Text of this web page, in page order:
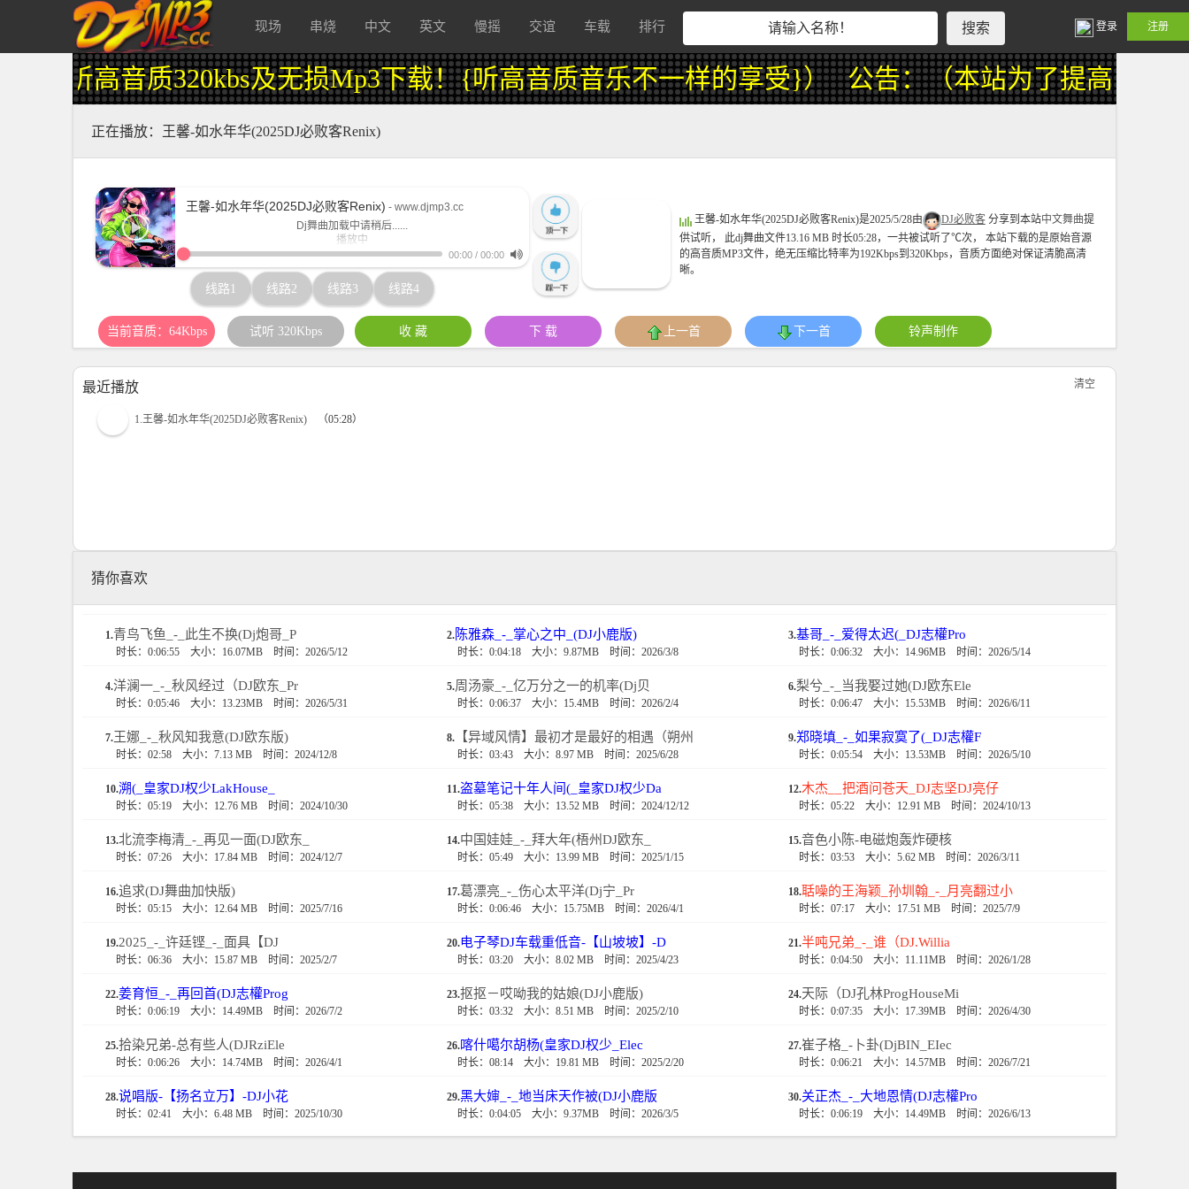
现场 串烧 中文 英文 慢摇 交谊 车载 排行
酒 吧
登录 注册
听高音质320kbs及无损Mp3下载！{听高音质音乐不一样的享受}） 公告：（本站为了提高用户浏
正在播放：王馨-如水年华(2025DJ必败客Renix)
王馨-如水年华(2025DJ必败客Renix) - www.djmp3.cc
Dj舞曲加载中请稍后......
播放中
www.djmp3.cc
00:00 / 00:00
线路1 线路2 线路3 线路4
王馨-如水年华(2025DJ必败客Renix)是2025/5/28由 DJ必败客分享到本站中文舞曲提
供试听， 此dj舞曲文件13.16 MB 时长05:28，一共被试听了℃次， 本站下载的是原始音源
的高音质MP3文件，绝无压缩比特率为192Kbps到320Kbps，音质方面绝对保证清脆高清
晰。
当前音质：64Kbps 试听 320Kbps 收 藏 下 载 上一首 下一首 铃声制作
最近播放 清空
1.王馨-如水年华(2025DJ必败客Renix) （05:28）
猜你喜欢
1.青鸟飞鱼_-_此生不换(Dj炮哥_P
时长：0:06:55 大小：16.07MB 时间：2026/5/12
2.陈雅森_-_掌心之中_(DJ小鹿版)
时长：0:04:18 大小：9.87MB 时间：2026/3/8
3.基哥_-_爱得太迟(_DJ志權Pro
时长：0:06:32 大小：14.96MB 时间：2026/5/14
4.洋澜一_-_秋风经过（DJ欧东_Pr
时长：0:05:46 大小：13.23MB 时间：2026/5/31
5.周汤豪_-_亿万分之一的机率(Dj贝
时长：0:06:37 大小：15.4MB 时间：2026/2/4
6.梨兮_-_当我娶过她(DJ欧东Ele
时长：0:06:47 大小：15.53MB 时间：2026/6/11
7.王娜_-_秋风知我意(DJ欧东版)
时长：02:58 大小：7.13 MB 时间：2024/12/8
8. 【异域风情】最初才是最好的相遇（朔州
时长：03:43 大小：8.97 MB 时间：2025/6/28
9.郑晓填_-_如果寂寞了(_DJ志權F
时长：0:05:54 大小：13.53MB 时间：2026/5/10
10.溯(_皇家DJ权少LakHouse_
时长：05:19 大小：12.76 MB 时间：2024/10/30
11.盗墓笔记十年人间(_皇家DJ权少Da
时长：05:38 大小：13.52 MB 时间：2024/12/12
12.木杰__把酒问苍天_DJ志坚DJ亮仔
时长：05:22 大小：12.91 MB 时间：2024/10/13
13.北流李梅清_-_再见一面(DJ欧东_
时长：07:26 大小：17.84 MB 时间：2024/12/7
14.中国娃娃_-_拜大年(梧州DJ欧东_
时长：05:49 大小：13.99 MB 时间：2025/1/15
15.音色小陈-电磁炮轰炸硬核
时长：03:53 大小：5.62 MB 时间：2026/3/11
16.追求(DJ舞曲加快版)
时长：05:15 大小：12.64 MB 时间：2025/7/16
17.葛漂亮_-_伤心太平洋(Dj宁_Pr
时长：0:06:46 大小：15.75MB 时间：2026/4/1
18.聒噪的王海颖_孙圳翰_-_月亮翻过小
时长：07:17 大小：17.51 MB 时间：2025/7/9
19.2025_-_许廷铿_-_面具【DJ
时长：06:36 大小：15.87 MB 时间：2025/2/7
20.电子琴DJ车载重低音-【山坡坡】-D
时长：03:20 大小：8.02 MB 时间：2025/4/23
21.半吨兄弟_-_谁（DJ.Willia
时长：0:04:50 大小：11.11MB 时间：2026/1/28
22.姜育恒_-_再回首(DJ志權Prog
时长：0:06:19 大小：14.49MB 时间：2026/7/2
23.抠抠－哎呦我的姑娘(DJ小鹿版)
时长：03:32 大小：8.51 MB 时间：2025/2/10
24.天际（DJ孔林ProgHouseMi
时长：0:07:35 大小：17.39MB 时间：2026/4/30
25.拾染兄弟-总有些人(DJRziEle
时长：0:06:26 大小：14.74MB 时间：2026/4/1
26.喀什噶尔胡杨(皇家DJ权少_Elec
时长：08:14 大小：19.81 MB 时间：2025/2/20
27.崔子格_-卜卦(DjBIN_EIec
时长：0:06:21 大小：14.57MB 时间：2026/7/21
28.说唱版-【扬名立万】-DJ小花
时长：02:41 大小：6.48 MB 时间：2025/10/30
29.黑大婶_-_地当床天作被(DJ小鹿版
时长：0:04:05 大小：9.37MB 时间：2026/3/5
30.关正杰_-_大地恩情(DJ志權Pro
时长：0:06:19 大小：14.49MB 时间：2026/6/13